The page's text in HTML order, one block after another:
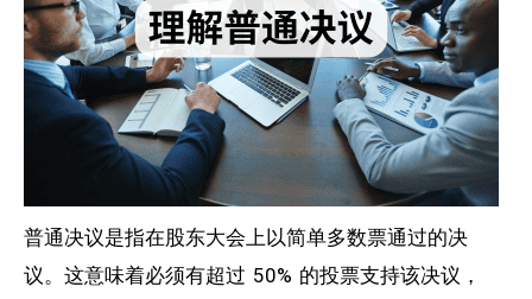
普通决议是指在股东大会上以简单多数票通过的决
议。这意味着必须有超过 50% 的投票支持该决议，